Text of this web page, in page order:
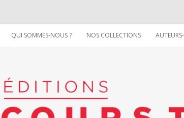
QUI SOMMES-NOUS ? NOS COLLECTIONS
COLLECTION TOUT SUR (OU
PRESQUE)